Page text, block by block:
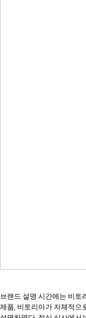
브랜드 설명 시간에는 비토
제품, 비토리아가 자체적으